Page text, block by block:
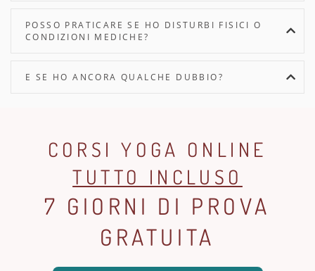
POSSO PRATICARE SE HO DISTURBI FISICI O
CONDIZIONI MEDICHE?
E SE HO ANCORA QUALCHE DUBBIO?
CORSI YOGA ONLINE
TUTTO INCLUSO
7 GIORNI DI PROVA
GRATUITA